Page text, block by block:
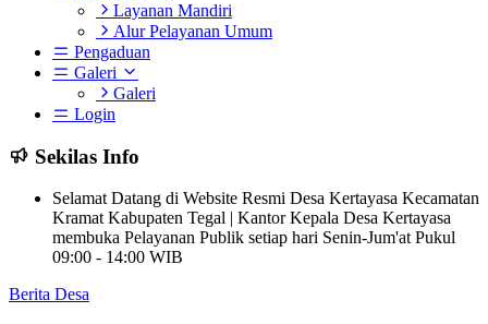
Layanan Mandiri
Alur Pelayanan Umum
Pengaduan
Galeri
Galeri
Login
Sekilas Info
Selamat Datang di Website Resmi Desa Kertayasa Kecamatan
Kramat Kabupaten Tegal | Kantor Kepala Desa Kertayasa
membuka Pelayanan Publik setiap hari Senin-Jum'at Pukul
09:00 - 14:00 WIB
Berita Desa